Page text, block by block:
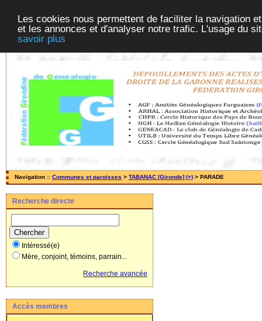
Les cookies nous permettent de faciliter la navigation
et les annonces et d'analyser notre trafic. L'usage du
savoir plus
Navigation :: Communes et paroisses > TABANAC [Gironde] (+) > PARADE
Recherche directe
Intéressé(e)
Mère, conjoint, témoins, parrain...
Recherche avancée
Accès membres